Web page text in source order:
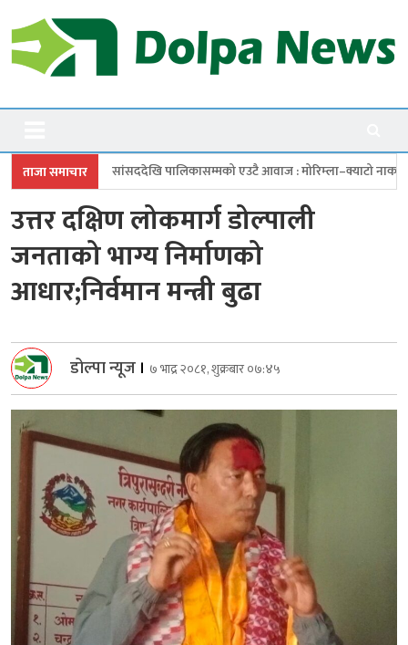
to
content
Dolpanews
ताजा समाचार
पालिकासम्मको एउटै आवाज : मोरिम्ला–क्याटो नाका तत्काल खोल चारबुँदे
उत्तर दक्षिण लोकमार्ग डोल्पाली
जनताको भाग्य निर्माणको
आधार;निर्वमान मन्त्री बुढा
डोल्पा न्यूज । ७ भाद्र २०८१, शुक्रबार ०७:४५